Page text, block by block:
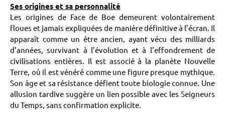
Ses origines et sa personnalité
Les origines de Face de Boe demeurent volontairement
floues et jamais expliquées de manière définitive à l’écran. Il
apparaît comme un être ancien, ayant vécu des milliards
d’années, survivant à l’évolution et à l’effondrement de
civilisations entières. Il est associé à la planète Nouvelle
Terre, où il est vénéré comme une figure presque mythique.
Son âge et sa résistance défient toute biologie connue. Une
allusion tardive suggère un lien possible avec les Seigneurs
du Temps, sans confirmation explicite.